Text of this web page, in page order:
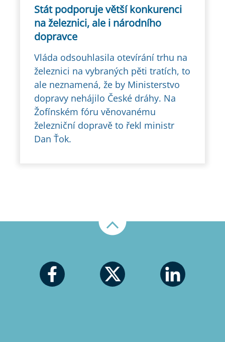
Stát podporuje větší konkurenci
na železnici, ale i národního
dopravce
Vláda odsouhlasila otevírání trhu na
železnici na vybraných pěti tratích, to
ale neznamená, že by Ministerstvo
dopravy nehájilo České dráhy. Na
Žofínském fóru věnovanému
železniční dopravě to řekl ministr
Dan Ťok.